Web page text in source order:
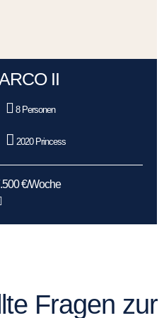
II
8 Personen
2020 Princess
€/Woche
Fragen zur